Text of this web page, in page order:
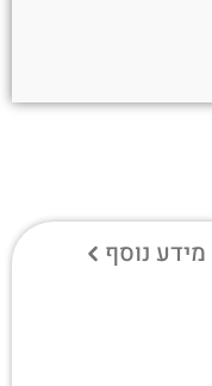
מידע נוסף